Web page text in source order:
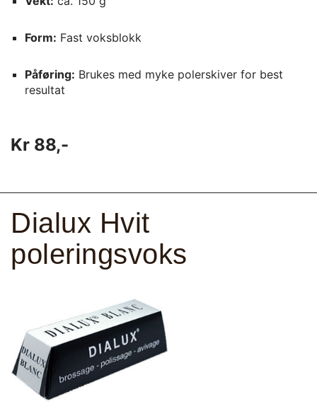
Form: Fast voksblokk
Påføring: Brukes med myke polerskiver for best
resultat
Kr 88,-
Dialux Hvit
poleringsvoks